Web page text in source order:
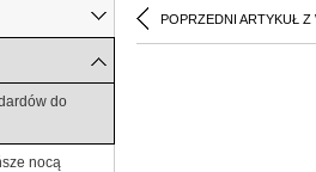
POPRZEDNI ARTYKUŁ Z
do
nocą